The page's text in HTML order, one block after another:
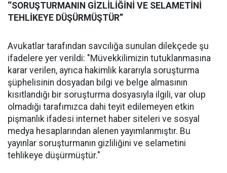
‘’SORUŞTURMANIN GİZLİLİĞİNİ VE SELAMETİNİ
TEHLİKEYE DÜŞÜRMÜŞTÜR’’
Avukatlar tarafından savcılığa sunulan dilekçede şu
ifadelere yer verildi: "Müvekkilimizin tutuklanmasına
karar verilen, ayrıca hakimlik kararıyla soruşturma
şüphelisinin dosyadan bilgi ve belge almasının
kısıtlandığı bir soruşturma dosyasıyla ilgili, var olup
olmadığı tarafımızca dahi teyit edilemeyen etkin
pişmanlık ifadesi internet haber siteleri ve sosyal
medya hesaplarından alenen yayımlanmıştır. Bu
yayınlar soruşturmanın gizliliğini ve selametini
tehlikeye düşürmüştür."